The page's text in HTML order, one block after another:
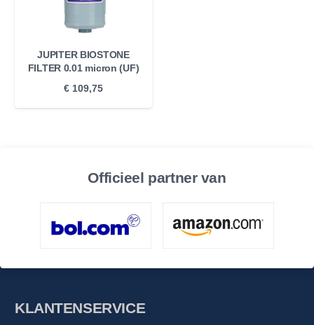
JUPITER BIOSTONE
FILTER 0.01 micron (UF)
€ 109,75
Officieel partner van
KLANTENSERVICE